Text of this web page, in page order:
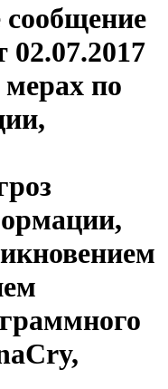
по